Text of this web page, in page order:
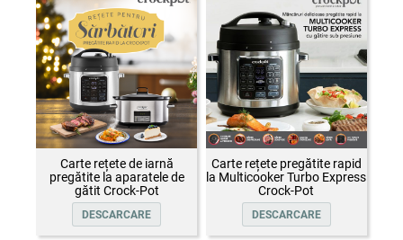
Carte rețete de iarnă
pregătite la aparatele de
gătit Crock-Pot
DESCARCARE
Carte rețete pregătite rapid
la Multicooker Turbo Express
Crock-Pot
DESCARCARE